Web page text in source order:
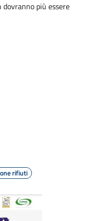
più essere
rifiuti